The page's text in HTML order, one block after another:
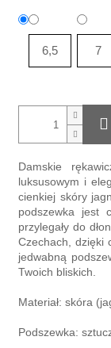
6,5 7
Damskie
luksusowym i
cienkiej skóry
podszewka jest
przylegały do
Czechach, dzięki
jedwabną
Twoich bliskich.
Materiał: skóra
Podszewka: